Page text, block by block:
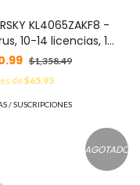
KL4065ZAKF8 -
10-14 licencias, 1
$1,358.49
de$65.93
/ SUSCRIPCIONES
AGOTADO